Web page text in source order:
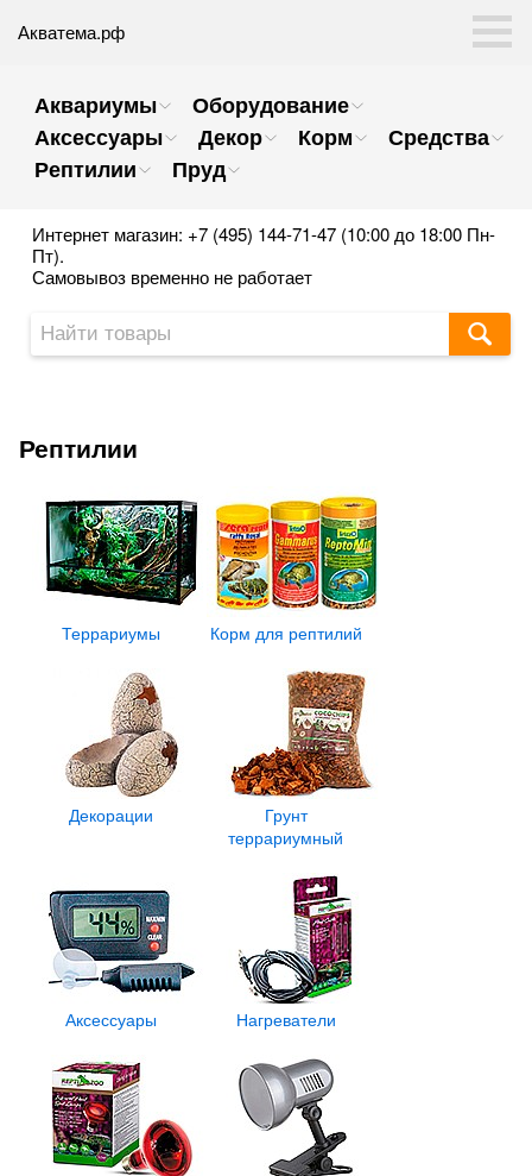
Акватема.рф
Аквариумы
Оборудование
Аксессуары
Декор Корм
Средства
Рептилии
Пруд
Интернет магазин: +7 (495) 144-71-47 (10:00 до 18:00 Пн-
Пт).
Самовывоз временно не работает
Рептилии
Террариумы Корм для рептилий
Декорации
Грунт
террариумный
Аксессуары Нагреватели